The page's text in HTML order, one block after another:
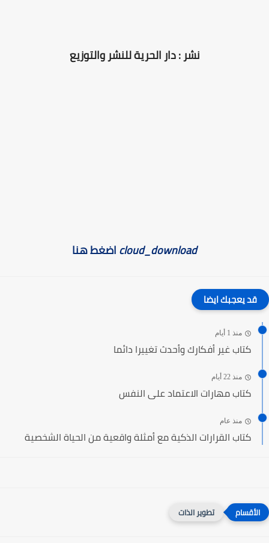
نشر :دار الحرية للنشر والتوزيع
cloud_downloadاضغط هنا
قد يعجبك ايضا
منذ 1 أيام
كتاب غير أفكارك وأحدث تغييرا دائما
منذ 22 أيام
كتاب مهارات الاعتماد على النفس
منذ عام
كتاب القرارات الذكية مع أمثلة واقعية من الحياة الشخصية
تطوير الذات